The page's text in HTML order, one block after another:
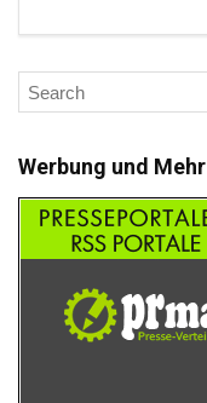
Werbung und Mehr